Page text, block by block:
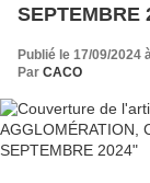
SEPTEMBRE
Publié le 17/09/2024
Par CACO